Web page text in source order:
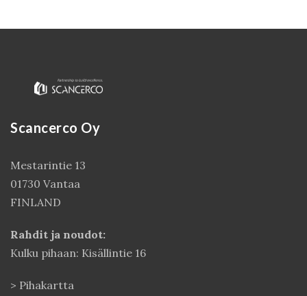
Scancerco Oy
Mestarintie 13
01730 Vantaa
FINLAND
Rahdit ja noudot:
Kulku pihaan: Kisällintie 16
> Pihakartta